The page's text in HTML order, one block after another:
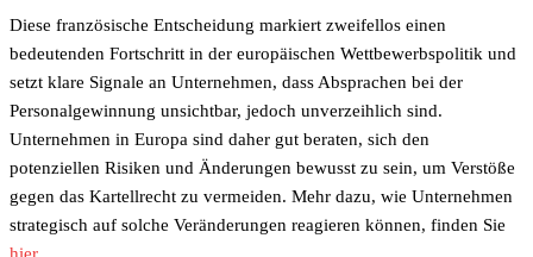
Diese französische Entscheidung markiert zweifellos einen
bedeutenden Fortschritt in der europäischen Wettbewerbspolitik und
setzt klare Signale an Unternehmen, dass Absprachen bei der
Personalgewinnung unsichtbar, jedoch unverzeihlich sind.
Unternehmen in Europa sind daher gut beraten, sich den
potenziellen Risiken und Änderungen bewusst zu sein, um Verstöße
gegen das Kartellrecht zu vermeiden. Mehr dazu, wie Unternehmen
strategisch auf solche Veränderungen reagieren können, finden Sie
hier.